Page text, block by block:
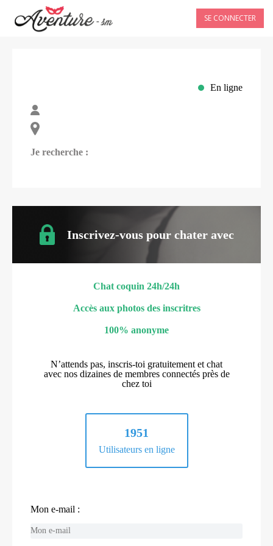
SE CONNECTER
En ligne
Je recherche :
Inscrivez-vous pour chater avec
Chat coquin 24h/24h
Accès aux photos des inscritres
100% anonyme
N’attends pas, inscris-toi gratuitement et chat
avec nos dizaines de membres connectés près de
chez toi
1951
Utilisateurs en ligne
Mon e-mail :